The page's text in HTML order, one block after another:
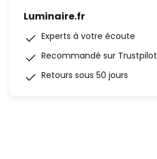
Luminaire.fr
Experts à votre écoute
Recommandé sur Trustpilot
Retours sous 50 jours